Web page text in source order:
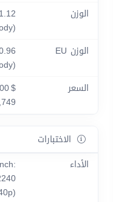
الوزن
الوزن EU
السعر
الاختبارات
الأداء